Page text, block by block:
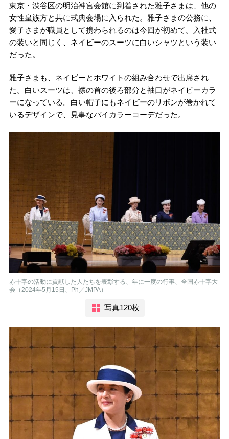
東京・渋谷区の明治神宮会館に到着された雅子さまは、他の
女性皇族方と共に式典会場に入られた。雅子さまの公務に、
愛子さまが職員として携わられるのは今回が初めて。入社式
の装いと同じく、ネイビーのスーツに白いシャツという装い
だった。
雅子さまも、ネイビーとホワイトの組み合わせで出席され
た。白いスーツは、襟の首の後ろ部分と袖口がネイビーカラ
ーになっている。白い帽子にもネイビーのリボンが巻かれて
いるデザインで、見事なバイカラーコーデだった。
赤十字の活動に貢献した人たちを表彰する、年に一度の行事、全国赤十字大
会（2024年5月15日、Ph／JMPA）
写真120枚